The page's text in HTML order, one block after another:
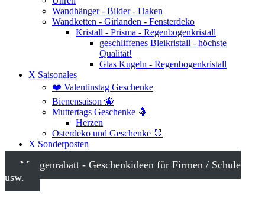
Wandhänger - Bilder - Haken
Wandketten - Girlanden - Fensterdeko
Kristall - Prisma - Regenbogenkristall
geschliffenes Bleikristall - höchste
Qualität!
Glas Kugeln - Regenbogenkristall
X Saisonales
❤️ Valentinstag Geschenke
Bienensaison 🐝
Muttertags Geschenke 🤱
Herzen
Osterdeko und Geschenke 🐰
X Sonderposten
Mengenrabatt - Geschenkideen für Firmen / Schule
usw.